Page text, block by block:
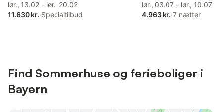
lør., 13.02 - lør., 20.02
11.630 kr.·Specialtilbud
lør., 03.07 - lør., 10.07
4.963 kr.·7 nætter
Find Sommerhuse og ferieboliger i
Bayern